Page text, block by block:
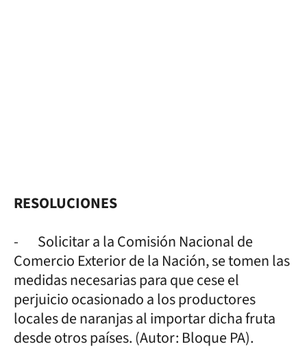
RESOLUCIONES
- Solicitar a la Comisión Nacional de
Comercio Exterior de la Nación, se tomen las
medidas necesarias para que cese el
perjuicio ocasionado a los productores
locales de naranjas al importar dicha fruta
desde otros países. (Autor: Bloque PA).